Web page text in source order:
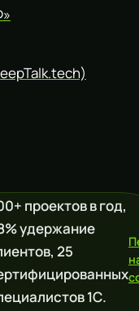
проектов в год,
удержание
25
1С.